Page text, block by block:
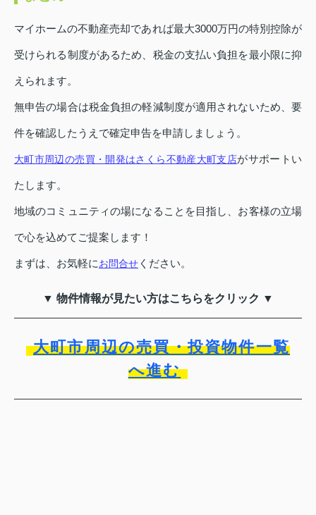
マイホームの不動産売却であれば最大3000万円の特別控除が
受けられる制度があるため、税金の支払い負担を最小限に抑
えられます。
無申告の場合は税金負担の軽減制度が適用されないため、要
件を確認したうえで確定申告を申請しましょう。
大町市周辺の売買・開発はさくら不動産大町支店がサポートい
たします。
地域のコミュニティの場になることを目指し、お客様の立場
で心を込めてご提案します！
まずは、お気軽にお問合せ ください。
▼ 物件情報が見たい方はこちらをクリック ▼
大町市周辺の売買・投資物件一覧
へ進む